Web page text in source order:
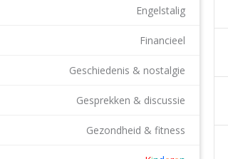
Engelstalig
Financieel
Geschiedenis & nostalgie
Gesprekken & discussie
Gezondheid & fitness